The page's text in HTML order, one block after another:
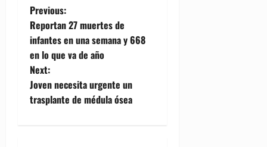
P
o
s
t
Previous:
Reportan 27 muertes de
infantes en una semana y 668
en lo que va de año
Next:
Joven necesita urgente un
trasplante de médula ósea